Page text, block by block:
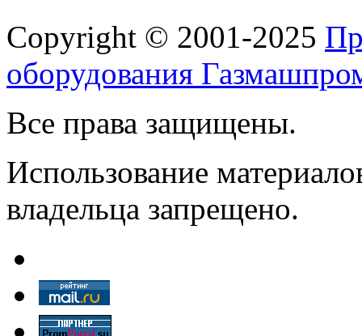
Copyright © 2001-2025
оборудования
Все права защищены.
Использование
владельца запрещено.